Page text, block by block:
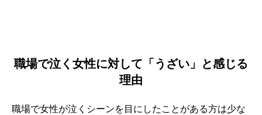
職場で泣く女性に対して「うざい」と感じる
理由
職場で女性が泣くシーンを目にしたことがある方は少な